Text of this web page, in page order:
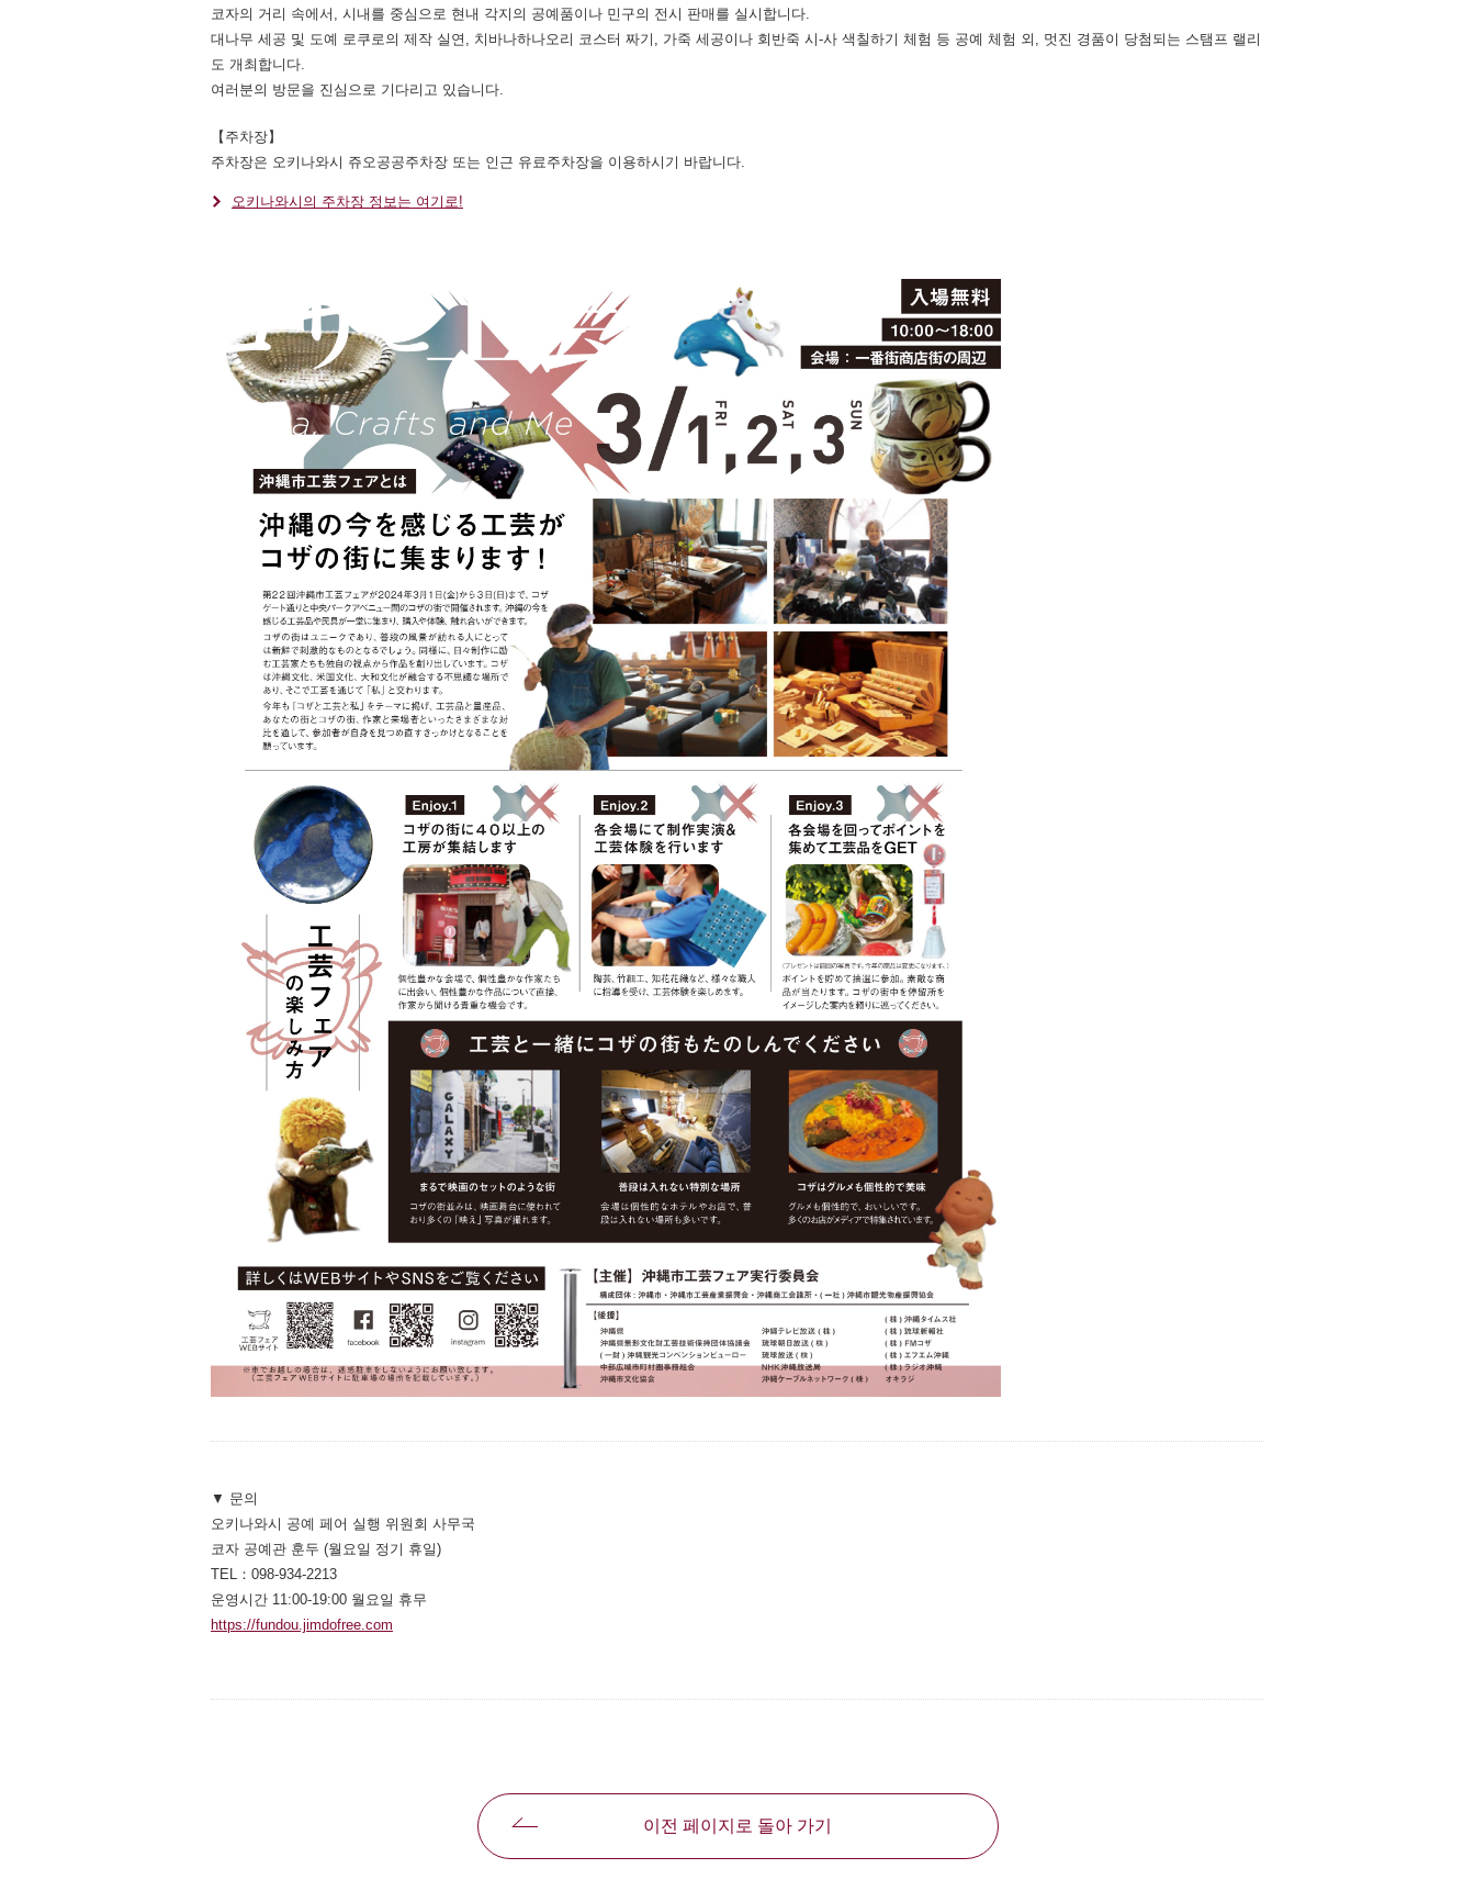
코자의 거리 속에서, 시내를 중심으로 현내 각지의 공예품이나 민구의 전시 판매를 실시합니다.
대나무 세공 및 도예 로쿠로의 제작 실연, 치바나하나오리 코스터 짜기, 가죽 세공이나 회반죽 시-사 색칠하기 체험 등 공예 체험 외, 멋진 경품이 당첨되는 스탬프 랠리
도 개최합니다.
여러분의 방문을 진심으로 기다리고 있습니다.
【주차장】
주차장은 오키나와시 쥬오공공주차장 또는 인근 유료주차장을 이용하시기 바랍니다.
오키나와시의 주차장 정보는 여기로!
▼ 문의
오키나와시 공예 페어 실행 위원회 사무국
코자 공예관 훈두 (월요일 정기 휴일)
TEL：098-934-2213
운영시간 11:00-19:00 월요일 휴무
https://fundou.jimdofree.com
이전 페이지로 돌아 가기